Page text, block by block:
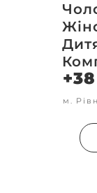
Гольфи
Поло
Кофти
В'язка
Кофти
Штани
Шорти
Про
Друк
м.